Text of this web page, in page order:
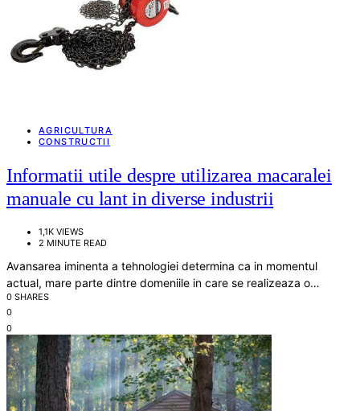
AGRICULTURA
CONSTRUCTII
Informatii utile despre utilizarea macaralei
manuale cu lant in diverse industrii
1,1K VIEWS
2 MINUTE READ
Avansarea iminenta a tehnologiei determina ca in momentul
actual, mare parte dintre domeniile in care se realizeaza o…
0 SHARES
0
0